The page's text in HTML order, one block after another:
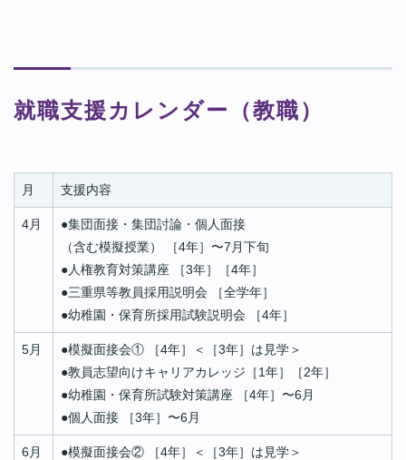
就職支援カレンダー（教職）
月 支援内容
4月 ●集団面接・集団討論・個人面接
（含む模擬授業） ［4年］〜7月下旬
●人権教育対策講座 ［3年］［4年］
●三重県等教員採用説明会 ［全学年］
●幼稚園・保育所採用試験説明会 ［4年］
5月 ●模擬面接会① ［4年］＜［3年］は見学＞
●教員志望向けキャリアカレッジ［1年］［2年］
●幼稚園・保育所試験対策講座 ［4年］〜6月
●個人面接 ［3年］〜6月
6月 ●模擬面接会② ［4年］＜［3年］は見学＞